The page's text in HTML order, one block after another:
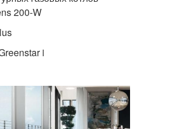
200-W
i